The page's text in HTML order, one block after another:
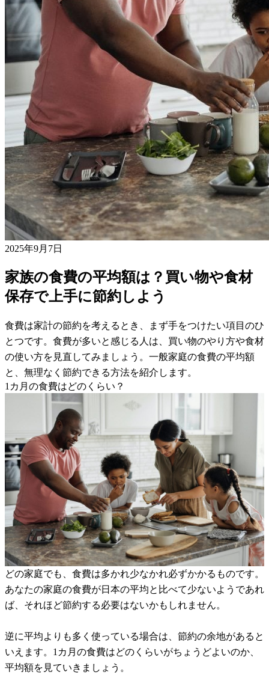
2025年9月7日
家族の食費の平均額は？買い物や食材
保存で上手に節約しよう
食費は家計の節約を考えるとき、まず手をつけたい項目のひ
とつです。食費が多いと感じる人は、買い物のやり方や食材
の使い方を見直してみましょう。一般家庭の食費の平均額
と、無理なく節約できる方法を紹介します。
1カ月の食費はどのくらい？
どの家庭でも、食費は多かれ少なかれ必ずかかるものです。
あなたの家庭の食費が日本の平均と比べて少ないようであれ
ば、それほど節約する必要はないかもしれません。
逆に平均よりも多く使っている場合は、節約の余地があると
いえます。1カ月の食費はどのくらいがちょうどよいのか、
平均額を見ていきましょう。